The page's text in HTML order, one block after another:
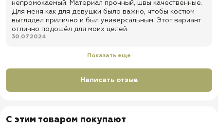
задней части штанов
✅ Резинки чуть ниже колен
✅ По низу брюк манжеты на резинке
✅ Стопы для заправки в берцы
✅ 2 прорезных кармана
✅ Быстрая отправка
непромокаемый. Материал прочный, швы качественные.
Для меня как для девушки было важно, чтобы костюм
выглядел прилично и был универсальным. Этот вариант
отлично подошёл для моих целей.
30.07.2024
Показать еще
Написать отзыв
С этим товаром покупают